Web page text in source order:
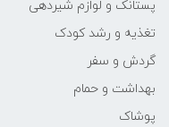
پستانک و لوازم شیردهی
تغذیه و رشد کودک
گردش و سفر
بهداشت و حمام
پوشاک